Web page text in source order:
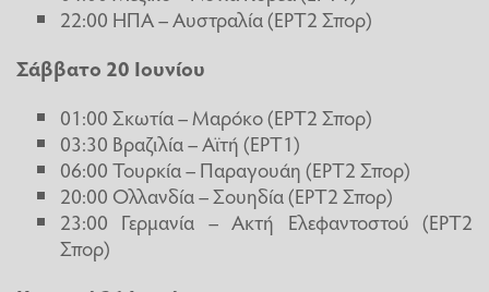
22:00 ΗΠΑ – Αυστραλία (ΕΡΤ2 Σπορ)
Σάββατο 20 Ιουνίου
01:00 Σκωτία – Μαρόκο (ΕΡΤ2 Σπορ)
03:30 Βραζιλία – Αϊτή (ΕΡΤ1)
06:00 Τουρκία – Παραγουάη (ΕΡΤ2 Σπορ)
20:00 Ολλανδία – Σουηδία (ΕΡΤ2 Σπορ)
23:00 Γερμανία – Ακτή Ελεφαντοστού (ΕΡΤ2
Σπορ)